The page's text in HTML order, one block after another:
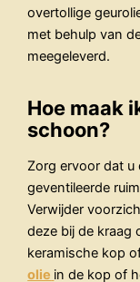
overtollige
met behulp van
meegeleverd.
Hoe maak
schoon?
Zorg ervoor dat u
geventileerde
Verwijder
deze bij de kraag
keramische kop
olie in de kop of